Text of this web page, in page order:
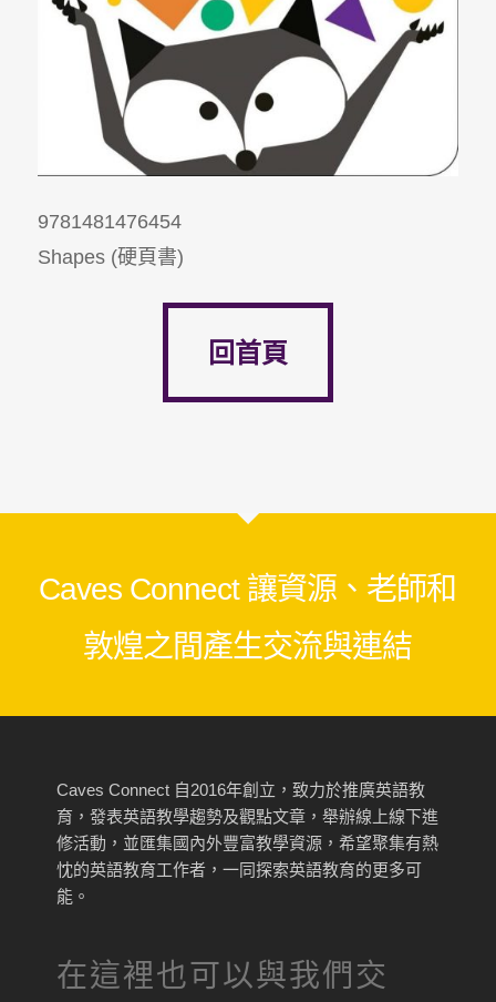
9781481476454
Shapes (硬頁書)
回首頁
Caves Connect 讓資源、老師和
敦煌之間產生交流與連結
Caves Connect 自2016年創立，致力於推廣英語教
育，發表英語教學趨勢及觀點文章，舉辦線上線下進
修活動，並匯集國內外豐富教學資源，希望聚集有熱
忱的英語教育工作者，一同探索英語教育的更多可
能。
在這裡也可以與我們交